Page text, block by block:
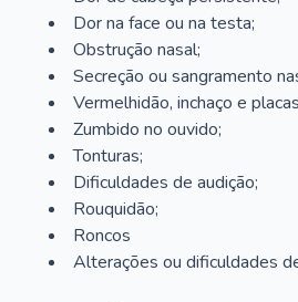
Dor na face ou na testa;
Obstrução nasal;
Secreção ou sangramento
Vermelhidão, inchaço e
Zumbido no ouvido;
Tonturas;
Dificuldades de audição;
Rouquidão;
Roncos
Alterações ou dificuldades